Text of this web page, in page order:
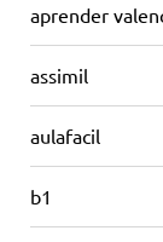
aprender
assimil
aulafacil
b1